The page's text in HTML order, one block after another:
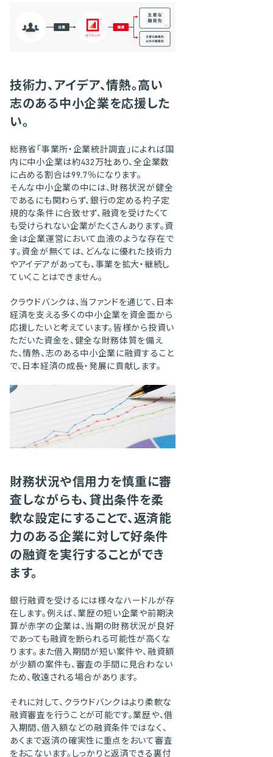
技術力、アイデア、情熱。高い
志のある中小企業を応援した
い。
総務省「事業所・企業統計調査」によれば国
内に中小企業は約432万社あり、全企業数
に占める割合は99.7％になります。
そんな中小企業の中には、財務状況が健全
であるにも関わらず、銀行の定める杓子定
規的な条件に合致せず、融資を受けたくて
も受けられない企業がたくさんあります。資
金は企業運営において血液のような存在で
す。資金が無くては、どんなに優れた技術力
やアイデアがあっても、事業を拡大・継続し
ていくことはできません。
クラウドバンクは、当ファンドを通じて、日本
経済を支える多くの中小企業を資金面から
応援したいと考えています。皆様から投資い
ただいた資金を、健全な財務体質を備え
た、情熱、志のある中小企業に融資すること
で、日本経済の成長・発展に貢献します。
財務状況や信用力を慎重に審
査しながらも、貸出条件を柔
軟な設定にすることで、返済能
力のある企業に対して好条件
の融資を実行することができ
ます。
銀行融資を受けるには様々なハードルが存
在します。例えば、業歴の短い企業や前期決
算が赤字の企業は、当期の財務状況が良好
であっても融資を断られる可能性が高くな
ります。また借入期間が短い案件や、融資額
が少額の案件も、審査の手間に見合わない
ため、敬遠される場合があります。
それに対して、クラウドバンクはより柔軟な
融資審査を行うことが可能です。業歴や、借
入期間、借入額などの融資条件ではなく、
あくまで返済の確実性に重点をおいて審査
をおこないます。しっかりと返済できる裏付